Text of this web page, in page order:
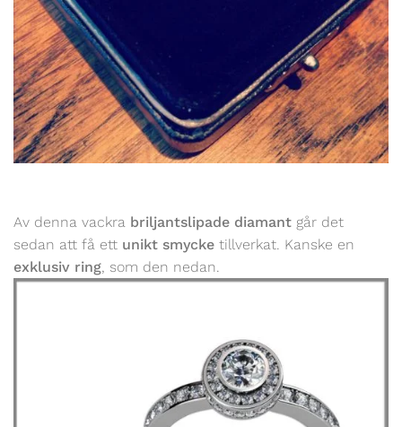
Av denna vackra briljantslipade diamant går det
sedan att få ett unikt smycke tillverkat. Kanske en
exklusiv ring, som den nedan.